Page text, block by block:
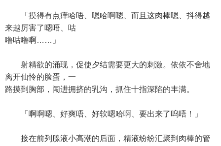
「摸得有点痒哈唔、嗯哈啊嗯、而且这肉棒嗯、抖得越
来越厉害了嗯唔、咕
噜咕噜啊……」
射精欲的涌现，促使夕结需要更大的刺激。依依不舍地
离开仙怜的脸蛋，一
路摸到胸部，闯进拥挤的乳沟，抓住十指深陷的丰满。
「啊啊嗯、好爽唔、好软嗯哈啊、要出来了呜唔！」
接在前列腺液小高潮的后面，精液纷纷汇聚到肉棒的管